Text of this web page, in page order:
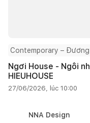
Contemporary –
Ngơi House - Ngôi
HIEUHOUSE
27/06/2026, lúc 10:00
NNA Design